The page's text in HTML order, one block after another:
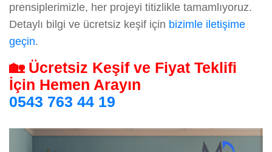
prensiplerimizle, her projeyi titizlikle tamamlıyoruz.
Detaylı bilgi ve ücretsiz keşif için bizimle iletişime
geçin.
🏡 Ücretsiz Keşif ve Fiyat Teklifi
İçin Hemen Arayın
0543 763 44 19